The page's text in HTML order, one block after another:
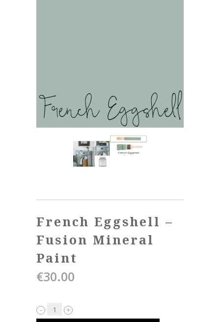
French Eggshell –
Fusion Mineral
Paint
€30.00